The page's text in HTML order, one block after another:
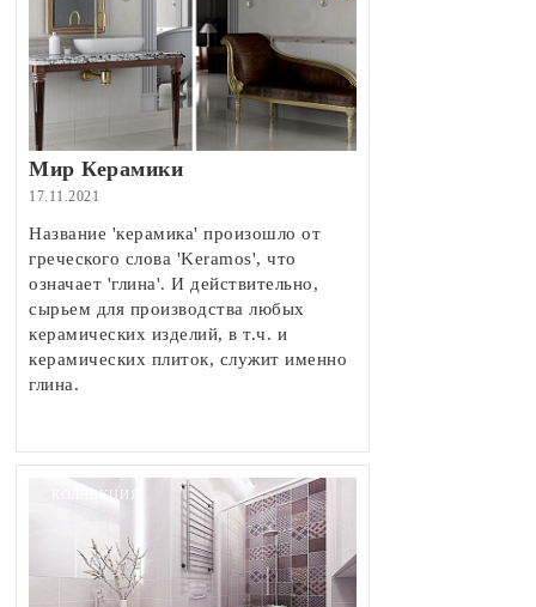
Мир Керамики
17.11.2021
Название 'керамика' произошло от
греческого слова 'Keramos', что
означает 'глина'. И действительно,
сырьем для производства любых
керамических изделий, в т.ч. и
керамических плиток, служит именно
глина.
КОЛЛЕКЦИЯ